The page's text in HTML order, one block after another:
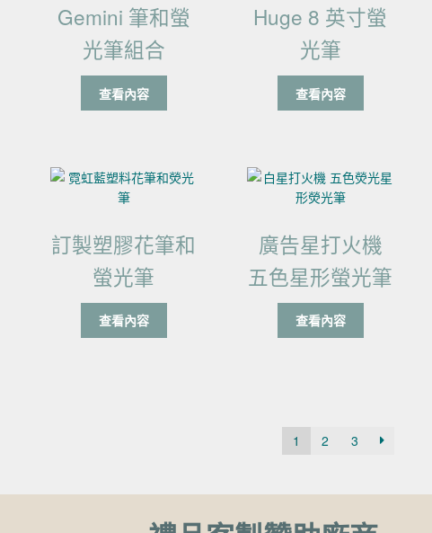
Gemini 筆和螢
光筆組合
查看內容
Huge 8 英寸螢
光筆
查看內容
訂製塑膠花筆和
螢光筆
查看內容
廣告星打火機
五色星形螢光筆
查看內容
1 2 3